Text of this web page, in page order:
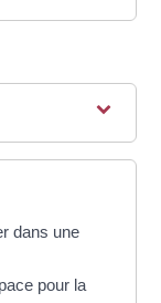
dans une
pour la